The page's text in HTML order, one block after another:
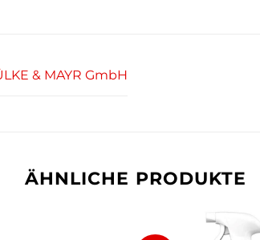
& MAYR GmbH
ÄHNLICHE PRODUKTE